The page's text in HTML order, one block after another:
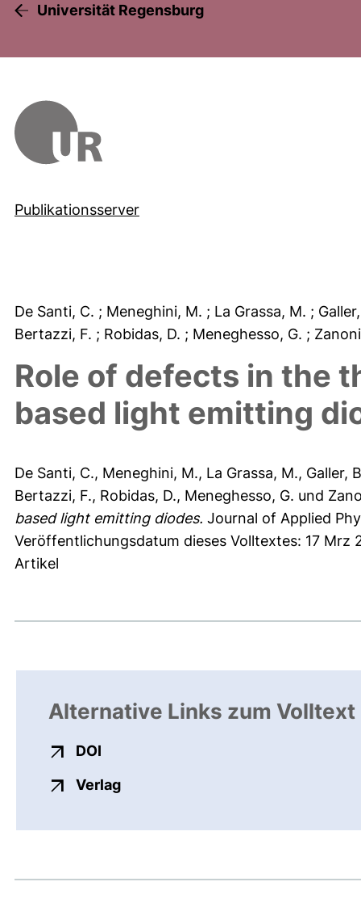
Universität Regensburg
Publikationsserver
De Santi, C. ; Meneghini, M. ; La Grassa, M. ;
Bertazzi, F. ; Robidas, D. ; Meneghesso, G. ;
Role of defects in the
based light emitting
De Santi, C., Meneghini, M., La Grassa, M., Galler,
Bertazzi, F., Robidas, D., Meneghesso, G. und
based light emitting diodes. Journal of Applied
Veröffentlichungsdatum dieses Volltextes: 17 Mrz
Artikel
Alternative Links zum Volltext
DOI
Verlagexterner Link, öffnet neues